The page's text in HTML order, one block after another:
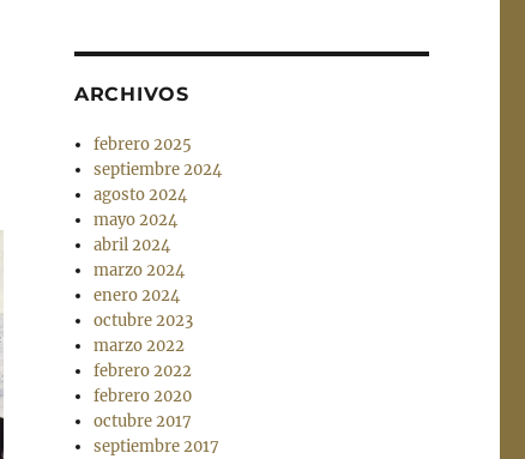
ARCHIVOS
febrero 2025
septiembre 2024
agosto 2024
mayo 2024
abril 2024
marzo 2024
enero 2024
octubre 2023
marzo 2022
febrero 2022
febrero 2020
octubre 2017
septiembre 2017